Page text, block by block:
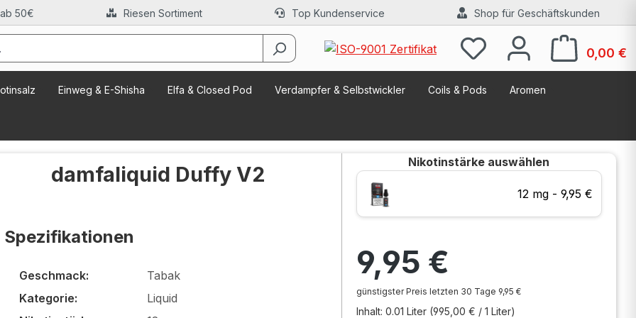
50€ Riesen Sortiment Top Kundenservice Shop für Geschäftskunden
0,00 €
Einweg & E-Shisha Elfa & Closed Pod Verdampfer & Selbstwickler Coils & Pods Aromen
damfaliquid Duffy V2
Spezifikationen
Geschmack:
Tabak
Kategorie:
Liquid
Nikotinstärke auswählen
12 mg - 9,95 €
9,95 €
günstigster Preis letzten 30 Tage 9,95 €
Inhalt: 0.01 Liter (995,00 € / 1 Liter)